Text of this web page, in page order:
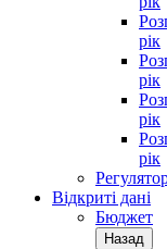
рік
рік
рік
рік
Відкриті дані
Бюджет
Назад